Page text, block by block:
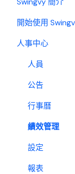
認識 Swingvy
開始使用
Swingvy 新
人事中心
人員
公告
行事曆
績效管理
設定
報表